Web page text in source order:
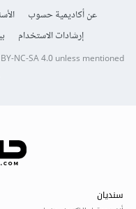
عن أكاديمية حسوب
إرشادات الاستخدام
NC-SA 4.0unless mentioned